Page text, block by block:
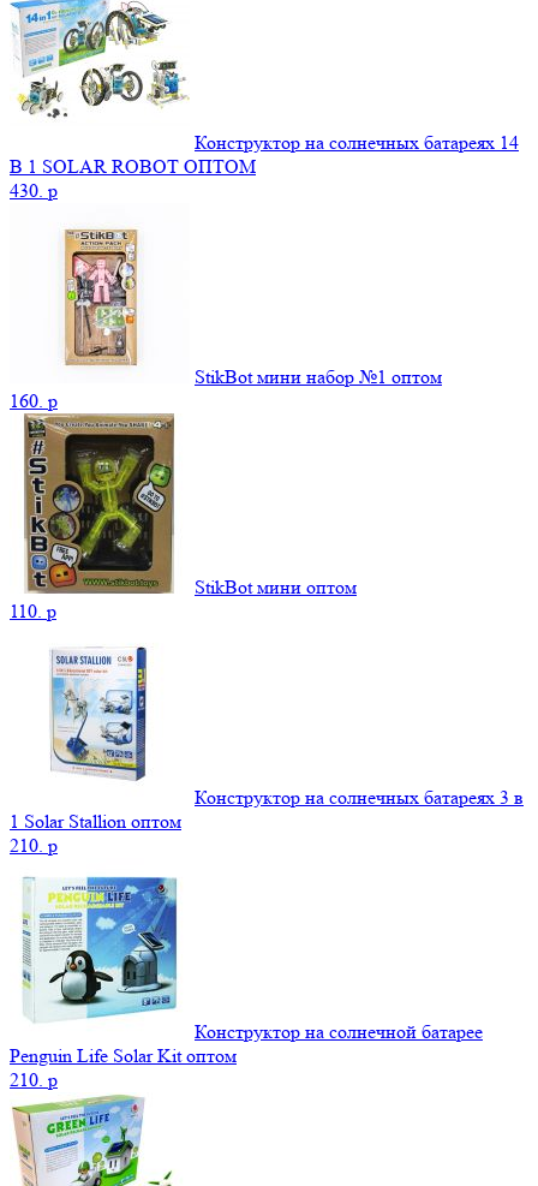
Конструктор на солнечных батареях 14
В 1 SOLAR ROBOT ОПТОМ
430. p
StikBot мини набор №1 оптом
160. p
StikBot мини оптом
110. p
Конструктор на солнечных батареях 3 в
1 Solar Stallion оптом
210. p
Конструктор на солнечной батарее
Penguin Life Solar Kit оптом
210. p